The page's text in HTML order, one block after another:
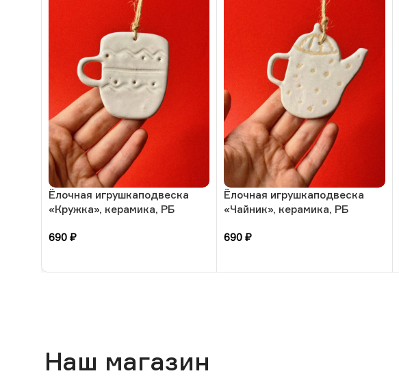
Ёлочная игрушкаподвеска
«Кружка», керамика, РБ
690 ₽
Ёлочная игрушкаподвеска
«Чайник», керамика, РБ
690₽
Наш магазин